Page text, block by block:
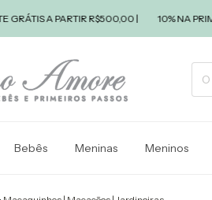
A PARTIR R$500,00 | 10% NA
Bebês Meninas Meninos